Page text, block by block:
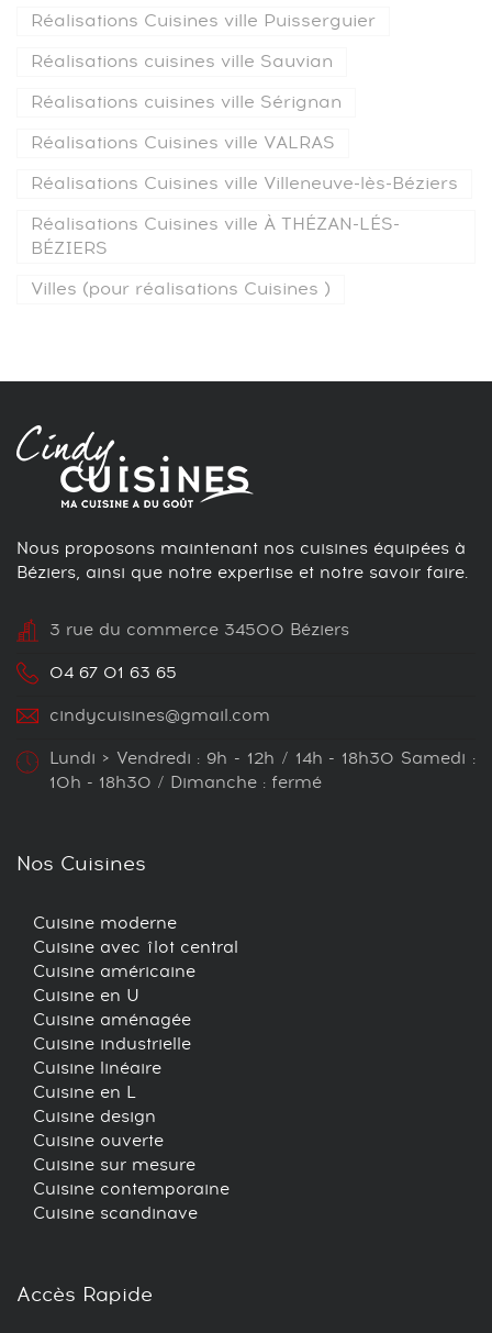
Réalisations Cuisines ville Puisserguier
Réalisations cuisines ville Sauvian
Réalisations cuisines ville Sérignan
Réalisations Cuisines ville VALRAS
Réalisations Cuisines ville Villeneuve-lès-Béziers
Réalisations Cuisines ville À THÉZAN-LÉS-
BÉZIERS
Villes (pour réalisations Cuisines )
Nous proposons maintenant nos cuisines équipées à
Béziers, ainsi que notre expertise et notre savoir faire.
3 rue du commerce 34500 Béziers
04 67 01 63 65
cindycuisines@gmail.com
Lundi > Vendredi : 9h - 12h / 14h - 18h30 Samedi :
10h - 18h30 / Dimanche : fermé
Nos Cuisines
Cuisine moderne
Cuisine avec îlot central
Cuisine américaine
Cuisine en U
Cuisine aménagée
Cuisine industrielle
Cuisine linéaire
Cuisine en L
Cuisine design
Cuisine ouverte
Cuisine sur mesure
Cuisine contemporaine
Cuisine scandinave
Accès Rapide